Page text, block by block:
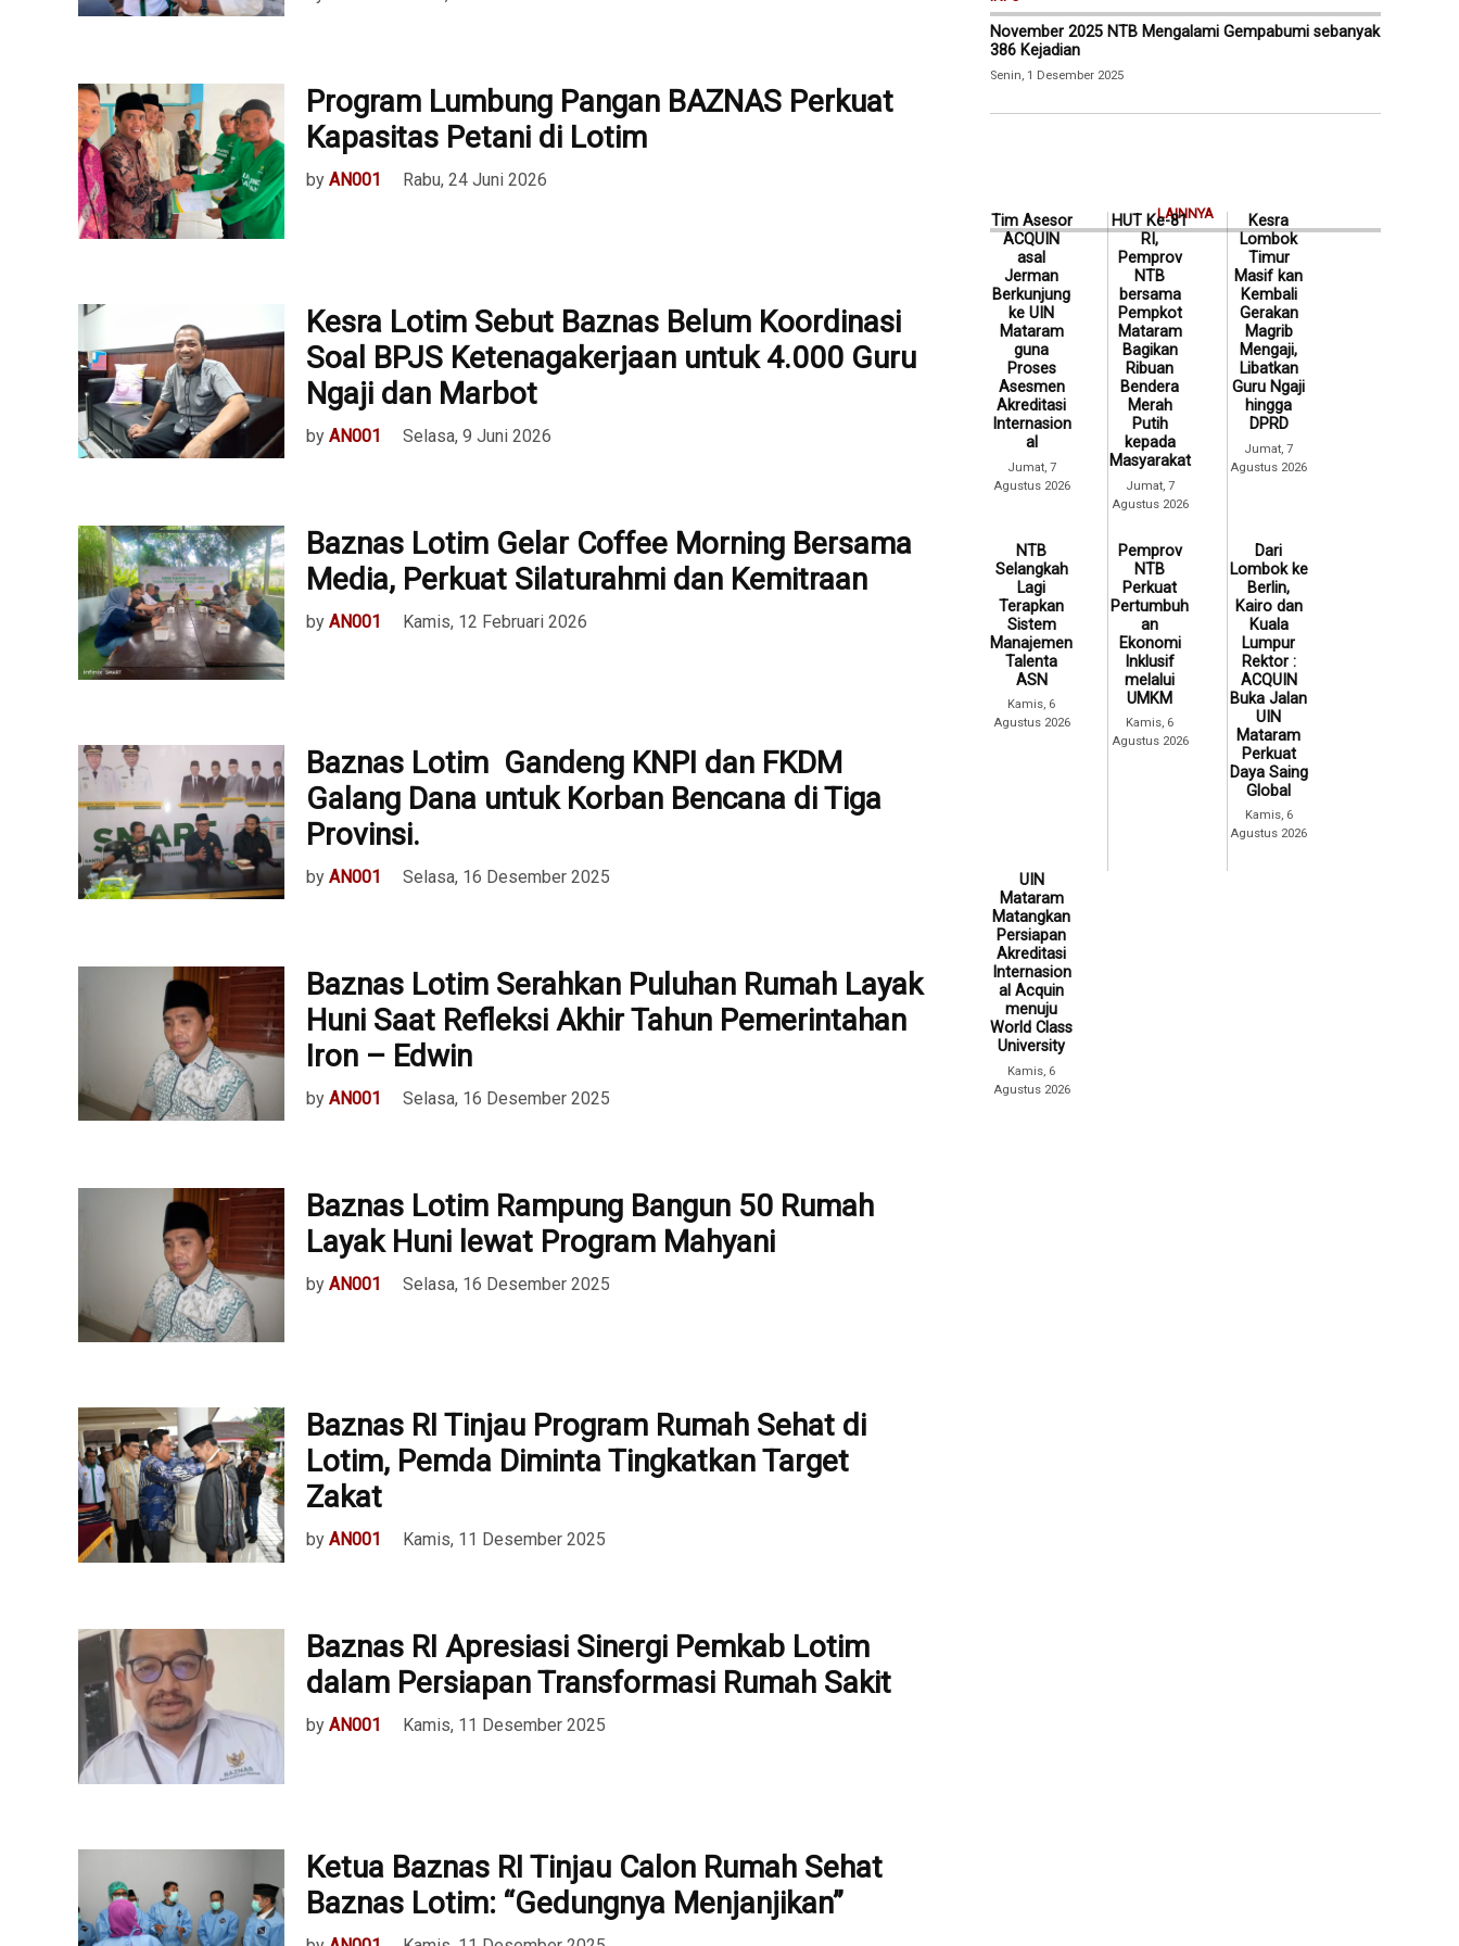
Program Lumbung Pangan BAZNAS Perkuat
Kapasitas Petani di Lotim
by AN001 Rabu, 24 Juni 2026
Kesra Lotim Sebut Baznas Belum Koordinasi
Soal BPJS Ketenagakerjaan untuk 4.000 Guru
Ngaji dan Marbot
by AN001 Selasa, 9 Juni 2026
Baznas Lotim Gelar Coffee Morning Bersama
Media, Perkuat Silaturahmi dan Kemitraan
by AN001 Kamis, 12 Februari 2026
Baznas Lotim Gandeng KNPI dan FKDM
Galang Dana untuk Korban Bencana di Tiga
Provinsi.
by AN001 Selasa, 16 Desember 2025
Baznas Lotim Serahkan Puluhan Rumah Layak
Huni Saat Refleksi Akhir Tahun Pemerintahan
Iron – Edwin
by AN001 Selasa, 16 Desember 2025
Baznas Lotim Rampung Bangun 50 Rumah
Layak Huni lewat Program Mahyani ‎
by AN001 Selasa, 16 Desember 2025
Baznas RI Tinjau Program Rumah Sehat di
Lotim, Pemda Diminta Tingkatkan Target
Zakat
by AN001 Kamis, 11 Desember 2025
Baznas RI Apresiasi Sinergi Pemkab Lotim
dalam Persiapan Transformasi Rumah Sakit
by AN001 Kamis, 11 Desember 2025
Ketua Baznas RI Tinjau Calon Rumah Sehat
Baznas Lotim: “Gedungnya Menjanjikan”
November 2025 NTB Mengalami Gempabumi sebanyak
386 Kejadian
Senin, 1 Desember 2025
LAINNYA
Tim Asesor
ACQUIN
asal
Jerman
Berkunjung
ke UIN
Mataram
guna
Proses
Asesmen
Akreditasi
Internasion
al
Jumat, 7
Agustus 2026
HUT Ke-81
RI,
Pemprov
NTB
bersama
Pempkot
Mataram
Bagikan
Ribuan
Bendera
Merah
Putih
kepada
Masyarakat
Jumat, 7
Agustus 2026
Kesra
Lombok
Timur
Masif kan
Kembali
Gerakan
Magrib
Mengaji,
Libatkan
Guru Ngaji
hingga
DPRD
Jumat, 7
Agustus 2026
NTB
Selangkah
Lagi
Terapkan
Sistem
Manajemen
Talenta
ASN
Kamis, 6
Agustus 2026
Pemprov
NTB
Perkuat
Pertumbuh
an
Ekonomi
Inklusif
melalui
UMKM
Kamis, 6
Agustus 2026
Dari
Lombok ke
Berlin,
Kairo dan
Kuala
Lumpur
Rektor :
ACQUIN
Buka Jalan
UIN
Mataram
Perkuat
Daya Saing
Global
Kamis, 6
Agustus 2026
UIN
Mataram
Matangkan
Persiapan
Akreditasi
Internasion
al Acquin
menuju
World Class
University
Kamis, 6
Agustus 2026